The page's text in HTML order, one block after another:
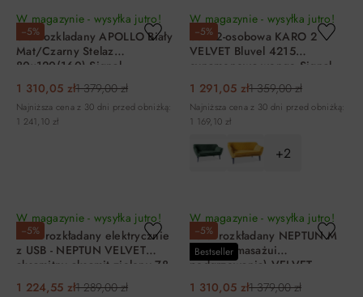
−5%
W magazynie - wysyłka jutro!
Stół rozkladany APOLLO Biały
Mat/Czarny Stelaz
80x120(160) Signal
1 310,05 zł1 379,00 zł
Najniższa cena z 30 dni przed obniżką:
1 241,10 zł
−5%
W magazynie - wysyłka jutro!
Sofa 2-osobowa KARO 2
VELVET Bluvel 4215
cynamonowa wenge Signal
1 291,05 zł1 359,00 zł
Najniższa cena z 30 dni przed obniżką:
1 169,10 zł
+2
−5%
W magazynie - wysyłka jutro!
Fotel rozkładany elektrycznie
z USB - NEPTUN VELVET
aksamitny aksamit zielony 78
Signal
1 224,55 zł1 289,00 zł
−5%
Bestseller
W magazynie - wysyłka jutro!
Fotel rozkładany NEPTUN M
(funkcja masażui
podgrzewania) VELVET
beżowy BLUVEL 28 Signal
1 310,05 zł1 379,00 zł